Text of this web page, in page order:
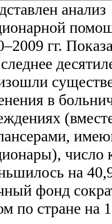
анализ
гг.
в
число
на
фонд
по стране на